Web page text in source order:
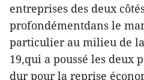
entreprises des deux
profondémentdans le
particulier au milieu de
19,qui a poussé les deux
dur pour la reprise